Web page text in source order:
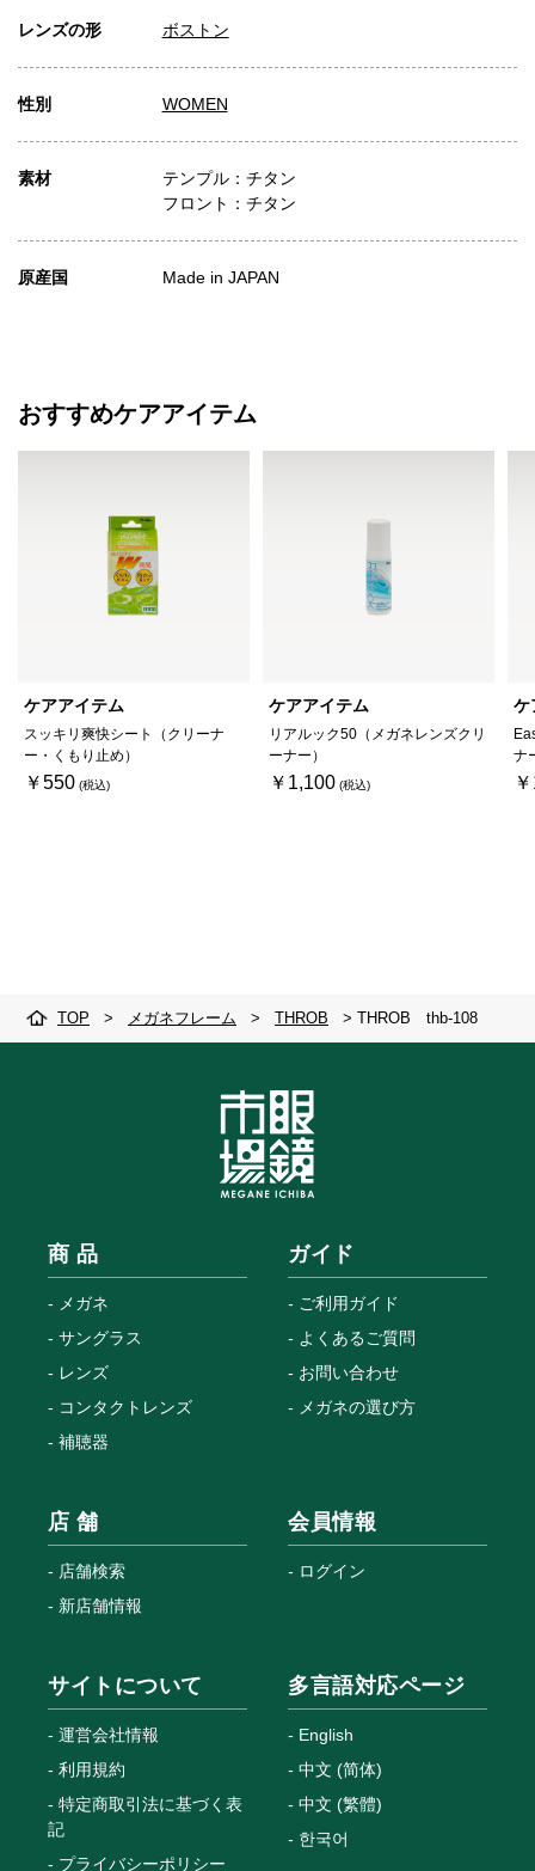
レンズの形 ボストン
性別 WOMEN
素材
テンプル：チタン
フロント：チタン
原産国 Made in JAPAN
おすすめケアアイテム
ケアアイテム
スッキリ爽快シート（クリーナ
ー・くもり止め）
￥550
ケアアイテム
リアルック50（メガネレンズクリ
ーナー）
￥1,100
ケ
ナ
TOP > メガネフレーム > THROB > THROB thb-108
商 品
メガネ
サングラス
レンズ
コンタクトレンズ
補聴器
ガイド
ご利用ガイド
よくあるご質問
お問い合わせ
メガネの選び方
店 舗
店舗検索
新店舗情報
会員情報
ログイン
サイトについて
運営会社情報
利用規約
特定商取引法に基づく表
記
プライバシーポリシー
多言語対応ページ
English
中文 (简体)
中文 (繁體)
한국어